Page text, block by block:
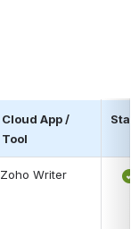
Cloud App /
Tool
Zoho Writer